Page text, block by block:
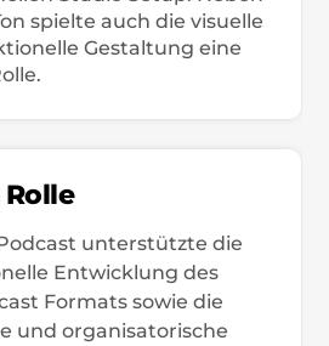
spielte auch die visuelle
Gestaltung eine
Rolle
unterstützte die
Entwicklung des
Formats sowie die
und organisatorische